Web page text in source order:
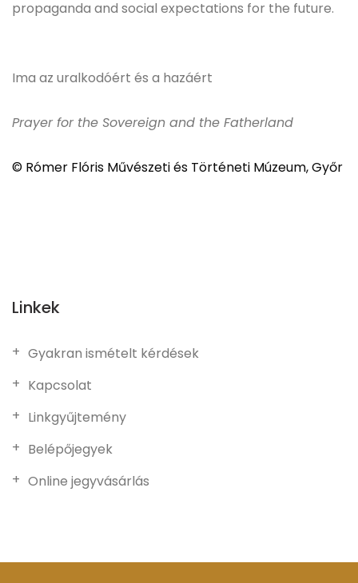
propaganda and social expectations for the future.
Ima az uralkodóért és a hazáért
Prayer for the Sovereign and the Fatherland
© Rómer Flóris Művészeti és Történeti Múzeum, Győr
Linkek
Gyakran ismételt kérdések
Kapcsolat
Linkgyűjtemény
Belépőjegyek
Online jegyvásárlás